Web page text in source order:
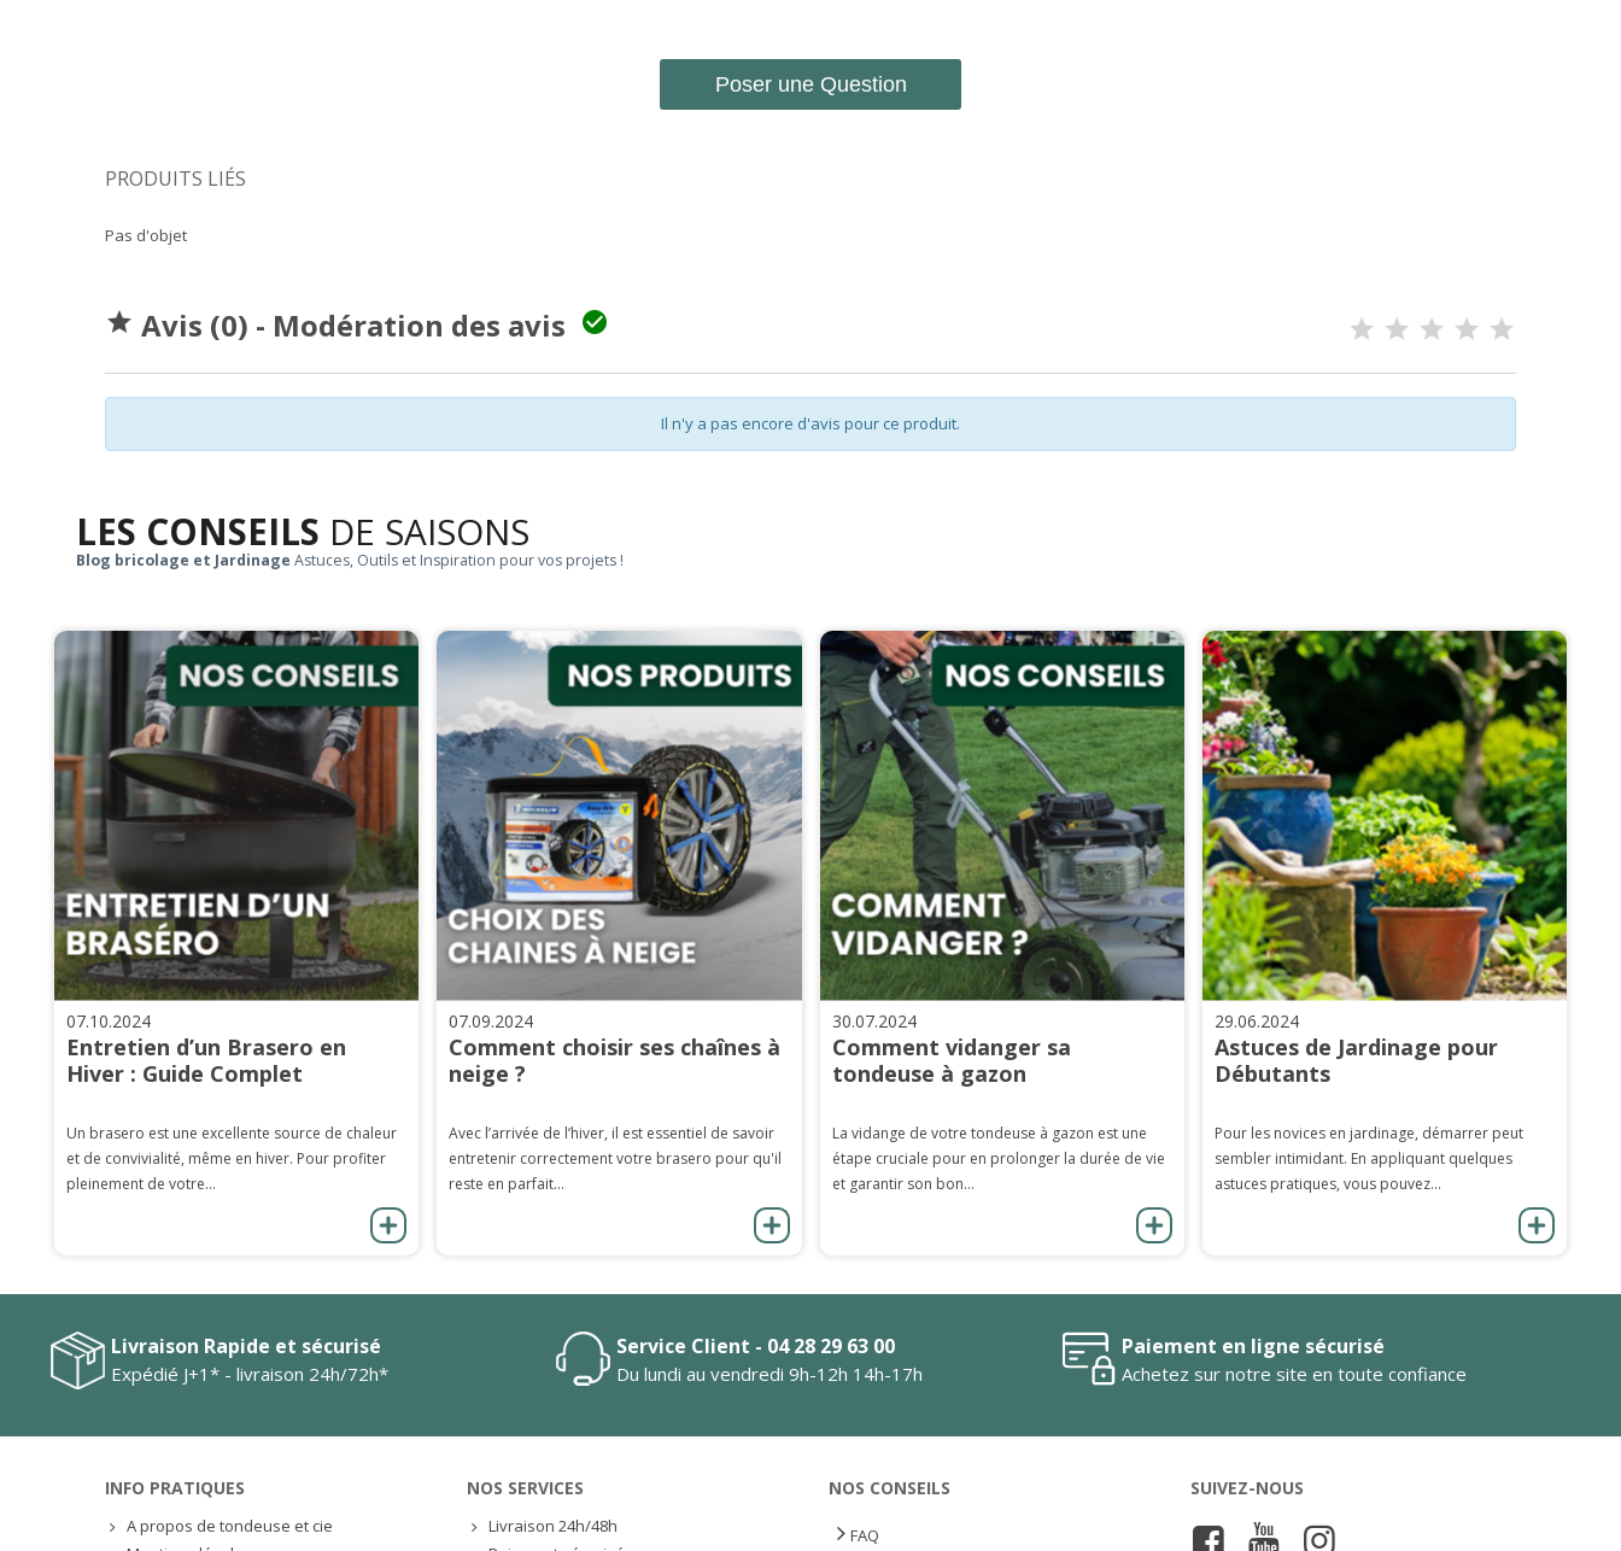
Poser une Question
PRODUITS LIÉS
Pas d'objet
 Avis (0) - Modération des avis 
Il n'y a pas encore d'avis pour ce produit.
LES CONSEILS DE SAISONS
Blog bricolage et Jardinage Astuces, Outils et Inspiration pour vos projets !
07.10.2024
Entretien d’un Brasero en
Hiver : Guide Complet
Un brasero est une excellente source de chaleur
et de convivialité, même en hiver. Pour profiter
pleinement de votre...
07.09.2024
Comment choisir ses chaînes à
neige ?
Avec l’arrivée de l’hiver, il est essentiel de savoir
entretenir correctement votre brasero pour qu'il
reste en parfait...
30.07.2024
Comment vidanger sa
tondeuse à gazon
La vidange de votre tondeuse à gazon est une
étape cruciale pour en prolonger la durée de vie
et garantir son bon...
29.06.2024
Astuces de Jardinage pour
Débutants
Pour les novices en jardinage, démarrer peut
sembler intimidant. En appliquant quelques
astuces pratiques, vous pouvez...
Livraison Rapide et sécurisé
Expédié J+1* - livraison 24h/72h*
Service Client - 04 28 29 63 00
Du lundi au vendredi 9h-12h 14h-17h
Paiement en ligne sécurisé
Achetez sur notre site en toute confiance
INFO PRATIQUES
A propos de tondeuse et cie
NOS SERVICES
Livraison 24h/48h
NOS CONSEILS
FAQ
SUIVEZ-NOUS